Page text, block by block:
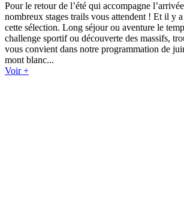
Pour le retour de l’été qui accompagne
nombreux stages trails vous attendent ! Et il y
cette sélection. Long séjour ou aventure le
challenge sportif ou découverte des massifs,
vous convient dans notre programmation de
mont blanc...
Voir +